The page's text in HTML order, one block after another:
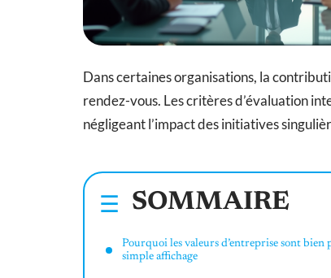
Dans certaines organisations, la
rendez-vous. Les critères d’évaluation
négligeant l’impact des initiatives
SOMMAIRE
Pourquoi les valeurs d’entreprise sont bien
simple affichage